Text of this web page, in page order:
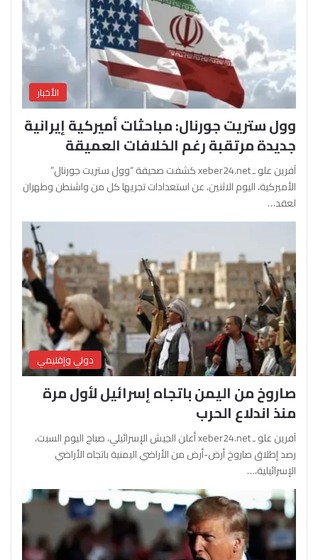
الأخبار
وول ستريت جورنال: مباحثات أميركية إيرانية
جديدة مرتقبة رغم الخلافات العميقة
آفرين علو ـ xeber24.net كشفت صحيفة “وول ستريت جورنال”
الأميركية، اليوم الاثنين، عن استعدادات تجريها كل من واشنطن وطهران
لعقد…
دولي وإقليمي
صاروخ من اليمن باتجاه إسرائيل لأول مرة
منذ اندلاع الحرب
آفرين علو ـ xeber24.net أعلن الجيش الإسرائيلي، صباح اليوم السبت،
رصد إطلاق صاروخ أرض-أرض من الأراضي اليمنية باتجاه الأراضي
الإسرائيلية،…